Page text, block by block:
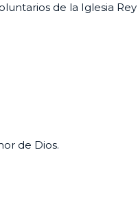
de la Iglesia
de Dios.